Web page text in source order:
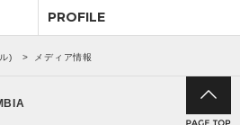
閉じる
PROFILE
) メディア情報